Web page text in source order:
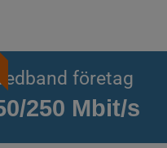
företag
250 Mbit/s